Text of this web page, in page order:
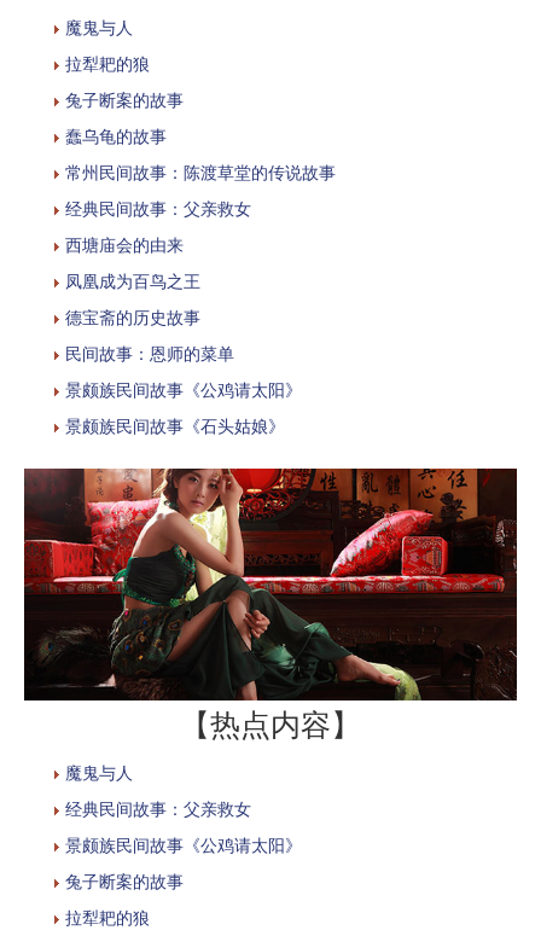
魔鬼与人
拉犁耙的狼
兔子断案的故事
蠢乌龟的故事
常州民间故事：陈渡草堂的传说故事
经典民间故事：父亲救女
西塘庙会的由来
凤凰成为百鸟之王
德宝斋的历史故事
民间故事：恩师的菜单
景颇族民间故事《公鸡请太阳》
景颇族民间故事《石头姑娘》
【热点内容】
魔鬼与人
经典民间故事：父亲救女
景颇族民间故事《公鸡请太阳》
兔子断案的故事
拉犁耙的狼